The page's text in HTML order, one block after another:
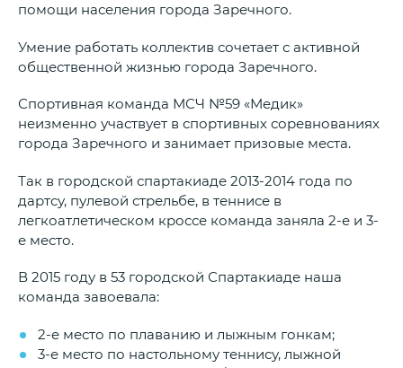
помощи населения города Заречного.
Умение работать коллектив сочетает с активной
общественной жизнью города Заречного.
Спортивная команда МСЧ №59 «Медик»
неизменно участвует в спортивных соревнованиях
города Заречного и занимает призовые места.
Так в городской спартакиаде 2013-2014 года по
дартсу, пулевой стрельбе, в теннисе в
легкоатлетическом кроссе команда заняла 2-е и 3-
е место.
В 2015 году в 53 городской Спартакиаде наша
команда завоевала:
2-е место по плаванию и лыжным гонкам;
3-е место по настольному теннису, лыжной